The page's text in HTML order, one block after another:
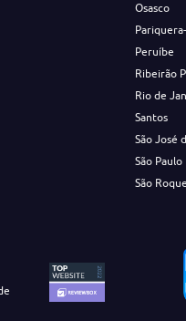
Osasco
Peruíbe
Ribeirão
Rio de
Santos
São José
São Paulo
São Roque